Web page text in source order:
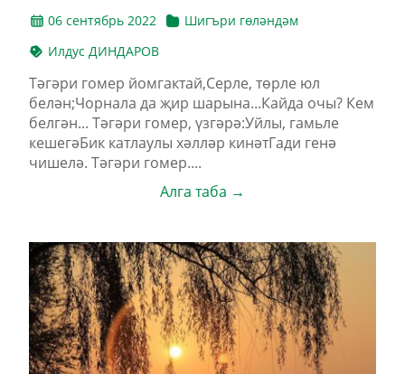
06 сентябрь 2022
Шигъри гөләндәм
Илдус ДИНДАРОВ
Тәгәри гомер йомгактай,Серле, төрле юл
белән;Чорнала да җир шарына...Кайда очы? Кем
белгән... Тәгәри гомер, үзгәрә:Уйлы, гамьле
кешегәБик катлаулы хәлләр кинәтГади генә
чишелә. Тәгәри гомер....
Алга таба →